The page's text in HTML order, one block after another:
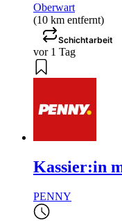
Oberwart
(10 km entfernt)
Schichtarbeit
vor 1 Tag
Kassier:in
PENNY